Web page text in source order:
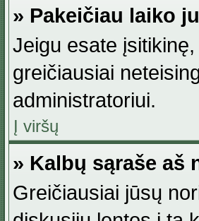
» Pakeičiau laiko
Jeigu esate
greičiausiai
administratoriui.
Į viršų
» Kalbų sąraše aš
Greičiausiai jūsų